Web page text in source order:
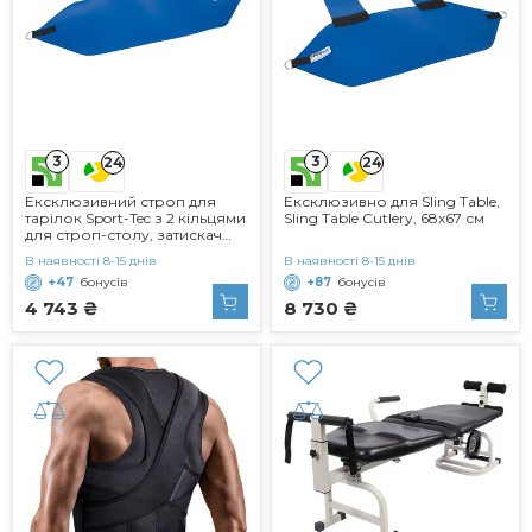
3 24
Ексклюзивний строп для
тарілок Sport-Tec з 2 кільцями
для строп-столу, затискач
4 743 ₴
В наявності 8-15 днів
+47 бонусів
3 24
Ексклюзивно для Sling Table,
Sling Table Cutlery, 68x67 см
8 730 ₴
В наявності 8-15 днів
+87 бонусів